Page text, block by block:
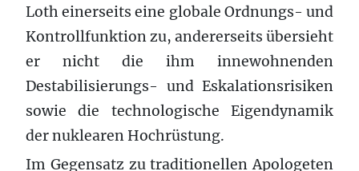
Loth einerseits eine globale Ordnungs- und
Kontrollfunktion zu, andererseits übersieht
er nicht die ihm innewohnenden
Destabilisierungs- und Eskalationsrisiken
sowie die technologische Eigendynamik
der nuklearen Hochrüstung.
Im Gegensatz zu traditionellen Apologeten